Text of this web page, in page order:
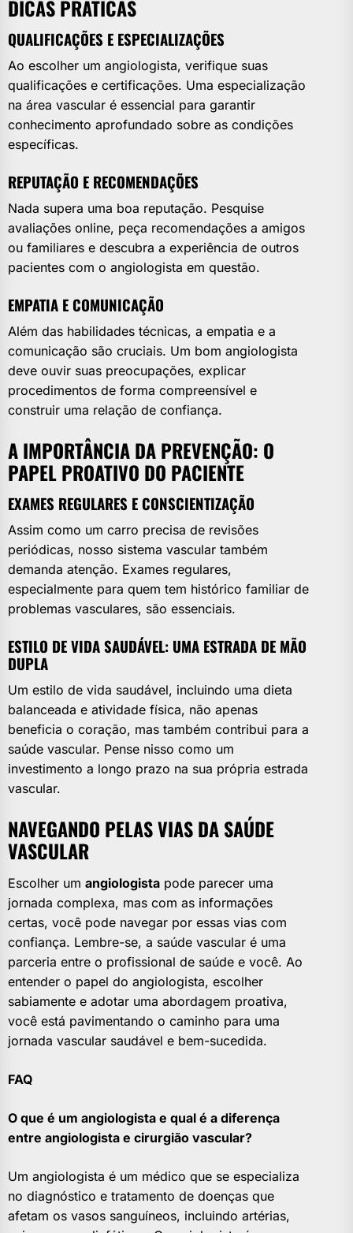
DICAS PRÁTICAS
QUALIFICAÇÕES E ESPECIALIZAÇÕES
Ao escolher um angiologista, verifique suas
qualificações e certificações. Uma especialização
na área vascular é essencial para garantir
conhecimento aprofundado sobre as condições
específicas.
REPUTAÇÃO E RECOMENDAÇÕES
Nada supera uma boa reputação. Pesquise
avaliações online, peça recomendações a amigos
ou familiares e descubra a experiência de outros
pacientes com o angiologista em questão.
EMPATIA E COMUNICAÇÃO
Além das habilidades técnicas, a empatia e a
comunicação são cruciais. Um bom angiologista
deve ouvir suas preocupações, explicar
procedimentos de forma compreensível e
construir uma relação de confiança.
A IMPORTÂNCIA DA PREVENÇÃO: O
PAPEL PROATIVO DO PACIENTE
EXAMES REGULARES E CONSCIENTIZAÇÃO
Assim como um carro precisa de revisões
periódicas, nosso sistema vascular também
demanda atenção. Exames regulares,
especialmente para quem tem histórico familiar de
problemas vasculares, são essenciais.
ESTILO DE VIDA SAUDÁVEL: UMA ESTRADA DE MÃO
DUPLA
Um estilo de vida saudável, incluindo uma dieta
balanceada e atividade física, não apenas
beneficia o coração, mas também contribui para a
saúde vascular. Pense nisso como um
investimento a longo prazo na sua própria estrada
vascular.
NAVEGANDO PELAS VIAS DA SAÚDE
VASCULAR
Escolher um angiologista pode parecer uma
jornada complexa, mas com as informações
certas, você pode navegar por essas vias com
confiança. Lembre-se, a saúde vascular é uma
parceria entre o profissional de saúde e você. Ao
entender o papel do angiologista, escolher
sabiamente e adotar uma abordagem proativa,
você está pavimentando o caminho para uma
jornada vascular saudável e bem-sucedida.
FAQ
O que é um angiologista e qual é a diferença
entre angiologista e cirurgião vascular?
Um angiologista é um médico que se especializa
no diagnóstico e tratamento de doenças que
afetam os vasos sanguíneos, incluindo artérias,